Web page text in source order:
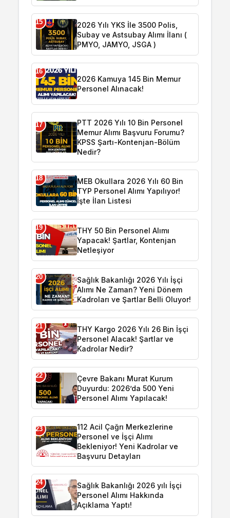
15
2026 Yılı YKS İle 3500 Polis,
Subay ve Astsubay Alımı İlanı (
PMYO, JAMYO, JSGA )
16
2026 Kamuya 145 Bin Memur
Personel Alınacak!
17
PTT 2026 Yılı 10 Bin Personel
Memur Alımı Başvuru Forumu?
KPSS Şartı-Kontenjan-Bölüm
Nedir?
18
MEB Okullara 2026 Yılı 60 Bin
TYP Personel Alımı Yapılıyor!
İşte İlan Listesi
19
THY 50 Bin Personel Alımı
Yapacak! Şartlar, Kontenjan
Netleşiyor
20
Sağlık Bakanlığı 2026 Yılı İşçi
Alımı Ne Zaman? Yeni Dönem
Kadroları ve Şartlar Belli Oluyor!
21
THY Kargo 2026 Yılı 26 Bin İşçi
Personel Alacak! Şartlar ve
Kadrolar Nedir?
22
Çevre Bakanı Murat Kurum
Duyurdu: 2026’da 500 Yeni
Personel Alımı Yapılacak!
23
112 Acil Çağrı Merkezlerine
Personel ve İşçi Alımı
Bekleniyor! Yeni Kadrolar ve
Başvuru Detayları
24
Sağlık Bakanlığı 2026 yılı İşçi
Personel Alımı Hakkında
Açıklama Yaptı!